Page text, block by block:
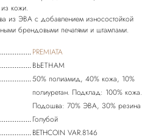
кожи.
из ЭВА с добавлением износостойкой
PREMIATA
ВЬЕТНАМ
50% полиамид, 40% кожа, 10%
полиуретан. Подклад: 100% кожа.
Подошва: 70% ЭВА, 30% резина
Голубой
BETHCOIN VAR.8146